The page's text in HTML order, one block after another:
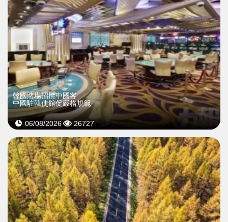
韓國賭場招攬中國客
中國駐韓使館促嚴格規範
06/08/2026 26727